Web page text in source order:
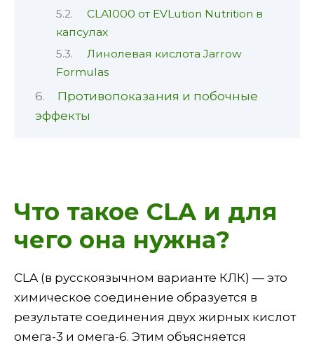
CLA1000 от EVLution Nutrition в
капсулах
Линолевая кислота Jarrow
Formulas
Противопоказания и побочные
эффекты
Что такое CLA и для
чего она нужна?
CLA (в русскоязычном варианте КЛК) — это
химическое соединение образуется в
результате соединения двух жирных кислот
омега-3 и омега-6. Этим объясняется